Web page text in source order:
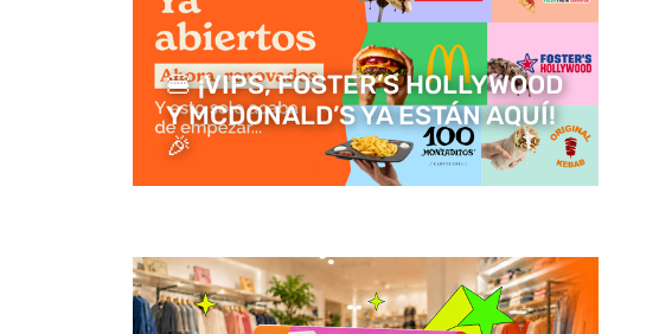
🍔 ¡VIPS, FOSTER’S HOLLYWOOD
Y MCDONALD’S YA ESTÁN AQUÍ!
🎉